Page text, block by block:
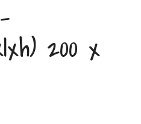
200 x